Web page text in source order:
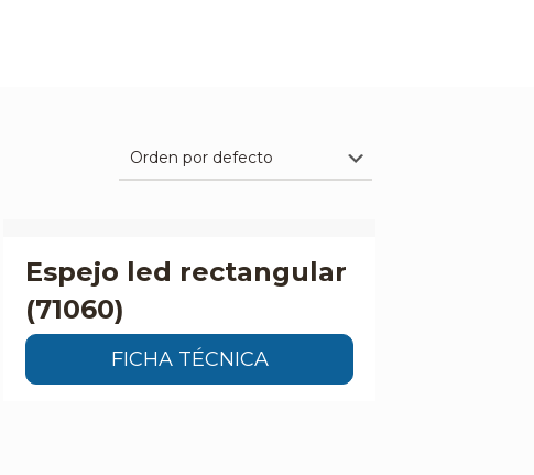
Espejo led rectangular
(71060)
FICHA TÉCNICA